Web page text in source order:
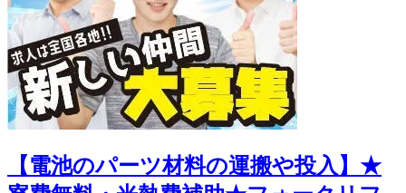
【電池のパーツ材料の運搬や投入】★